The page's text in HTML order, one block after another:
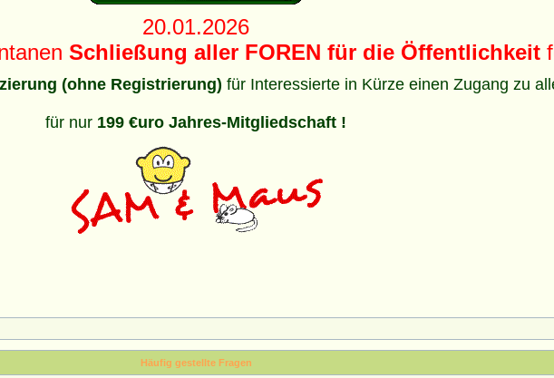
20.01.2026
Schließung aller FOREN für die Öffentlichkeit
(ohne Registrierung) für Interessierte in Kürze einen Zugang zu
für nur 199 €uro Jahres-Mitgliedschaft !
Häufig gestellte Fragen